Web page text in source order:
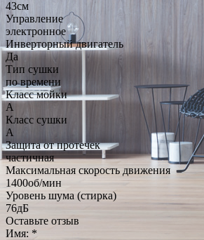
43см
Управление
электронное
Инверторный двигатель
Да
Тип сушки
по времени
Класс мойки
A
Класс сушки
A
Защита от протечек
частичная
Максимальная скорость движения
1400об/мин
Уровень шума (стирка)
76дБ
Оставьте отзыв
Имя: *